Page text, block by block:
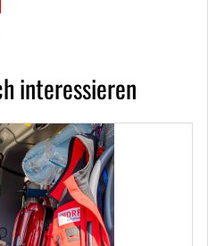
interessieren